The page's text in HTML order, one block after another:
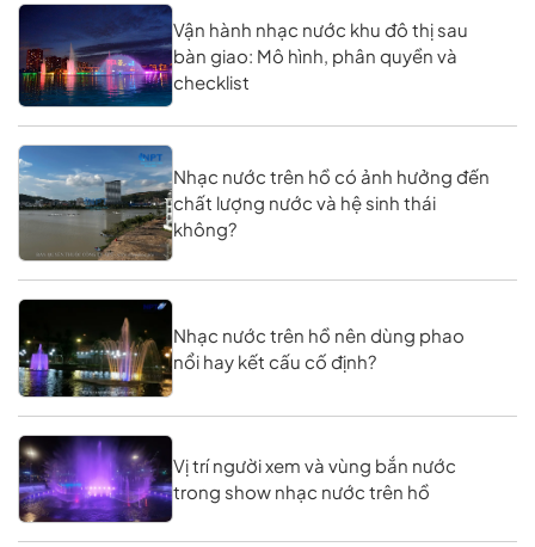
Vận hành nhạc nước khu đô thị sau
bàn giao: Mô hình, phân quyền và
checklist
Nhạc nước trên hồ có ảnh hưởng đến
chất lượng nước và hệ sinh thái
không?
Nhạc nước trên hồ nên dùng phao
nổi hay kết cấu cố định?
Vị trí người xem và vùng bắn nước
trong show nhạc nước trên hồ